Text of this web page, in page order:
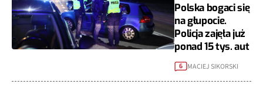
Polska bogaci się
na głupocie.
Policja zajęła już
ponad 15 tys. aut
6 MACIEJ SIKORSKI